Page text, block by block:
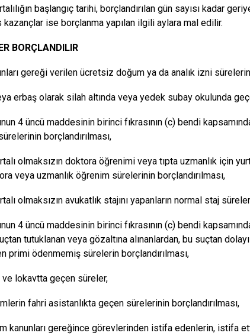
başlangıç tarihi, borçlandırılan gün sayısı kadar
kazançlar ise borçlanma yapılan ilgili aylara mal edilir.
BORÇLANDILIR
gereği verilen ücretsiz doğum ya da analık izni
erbaş olarak silah altında veya yedek subay okulunda
4 üncü maddesinin birinci fıkrasının (c) bendi
borçlandırılması,
olmaksızın doktora öğrenimi veya tıpta uzmanlık için
veya uzmanlık öğrenim sürelerinin borçlandırılması,
olmaksızın avukatlık stajını yapanların normal staj
4 üncü maddesinin birinci fıkrasının (c) bendi
tutuklanan veya gözaltına alınanlardan, bu suçtan
primi ödenmemiş sürelerin borçlandırılması,
ve lokavtta geçen süreler,
fahri asistanlıkta geçen sürelerinin borçlandırılması,
kanunları gereğince görevlerinden istifa edenlerin, istifa